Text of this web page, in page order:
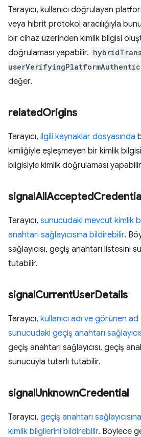
Tarayıcı, kullanıcı doğrulayan
veya hibrit protokol aracılığıyla
bir cihaz üzerinden kimlik bilgisi
doğrulaması yapabilir.
değer.
relatedOrigins
Tarayıcı, ilgili kaynaklar dosyasında
kimliğiyle eşleşmeyen bir kimlik
bilgisiyle kimlik doğrulaması
signalAllAccepted
Tarayıcı, sunucudaki mevcut kimlik
anahtarı sağlayıcısına bildirebilir.
sağlayıcısı, geçiş anahtarı listesini
tutabilir.
signalCurrentUserDetails
Tarayıcı, kullanıcı adı ve görünen
sunucudaki geçiş anahtarı
geçiş anahtarı sağlayıcısı, geçiş
sunucuyla tutarlı tutabilir.
signalUnknownCredential
Tarayıcı, geçiş anahtarı
kimlik bilgilerini bildirebilir. Böylece